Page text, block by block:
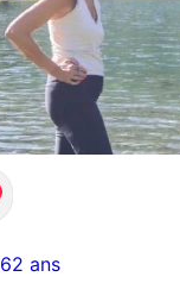
62 ans